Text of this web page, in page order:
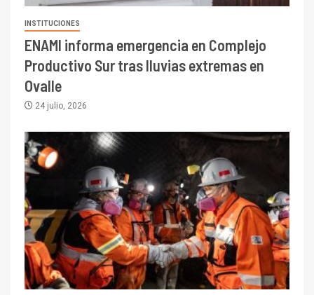
INSTITUCIONES
ENAMI informa emergencia en Complejo
Productivo Sur tras lluvias extremas en
Ovalle
24 julio, 2026